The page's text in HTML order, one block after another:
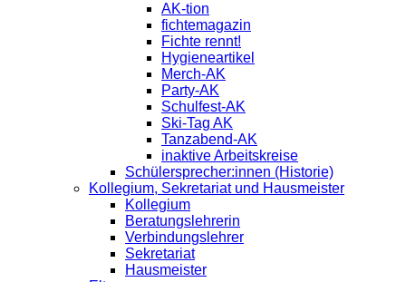
AK-tion
fichtemagazin
Fichte rennt!
Hygieneartikel
Merch-AK
Party-AK
Schulfest-AK
Ski-Tag AK
Tanzabend-AK
inaktive Arbeitskreise
Schülersprecher:innen (Historie)
Kollegium, Sekretariat und Hausmeister
Kollegium
Beratungslehrerin
Verbindungslehrer
Sekretariat
Hausmeister